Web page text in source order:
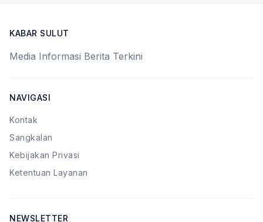
KABAR SULUT
Media Informasi Berita Terkini
NAVIGASI
Kontak
Sangkalan
Kebijakan Privasi
Ketentuan Layanan
NEWSLETTER